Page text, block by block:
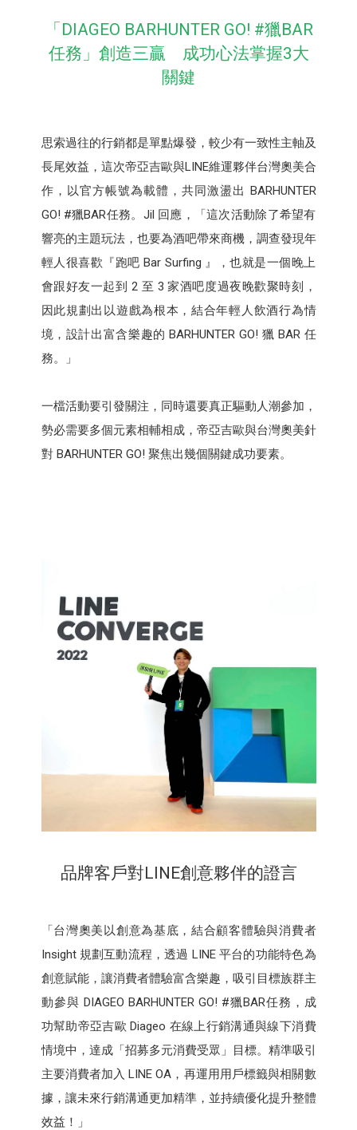
「DIAGEO BARHUNTER GO! #獵BAR
任務」創造三贏 成功心法掌握3大
關鍵
思索過往的行銷都是單點爆發，較少有一致性主軸及
長尾效益，這次帝亞吉歐與LINE維運夥伴台灣奧美合
作，以官方帳號為載體，共同激盪出 BARHUNTER
GO! #獵BAR任務。Jil 回應，「這次活動除了希望有
響亮的主題玩法，也要為酒吧帶來商機，調查發現年
輕人很喜歡『跑吧 Bar Surfing 』，也就是一個晚上
會跟好友一起到 2 至 3 家酒吧度過夜晚歡聚時刻，
因此規劃出以遊戲為根本，結合年輕人飲酒行為情
境，設計出富含樂趣的 BARHUNTER GO! 獵 BAR 任
務。」
一檔活動要引發關注，同時還要真正驅動人潮參加，
勢必需要多個元素相輔相成，帝亞吉歐與台灣奧美針
對 BARHUNTER GO! 聚焦出幾個關鍵成功要素。
品牌客戶對LINE創意夥伴的證言
「台灣奧美以創意為基底，結合顧客體驗與消費者
Insight 規劃互動流程，透過 LINE 平台的功能特色為
創意賦能，讓消費者體驗富含樂趣，吸引目標族群主
動參與 DIAGEO BARHUNTER GO! #獵BAR任務，成
功幫助帝亞吉歐 Diageo 在線上行銷溝通與線下消費
情境中，達成「招募多元消費受眾」目標。精準吸引
主要消費者加入 LINE OA，再運用用戶標籤與相關數
據，讓未來行銷溝通更加精準，並持續優化提升整體
效益！」